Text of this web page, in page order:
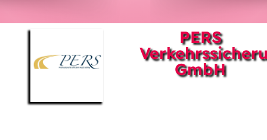
PERS
GmbH